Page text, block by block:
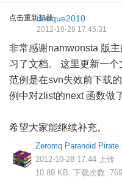
点击重新加载donque2010
2012-10-28 17:45:31
非常感谢namwonsta 版
习了文档。 这里更新一
范例是在svn失效前下载
例中对zlist的next 函数做
希望大家能继续补充。
Zeromq Paranoid
2012-10-28 17:44 上传
10.89 KB, 下载次数: 769